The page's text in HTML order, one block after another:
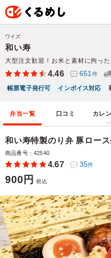
和い寿
大型注文歓迎！お米と素材に拘っ
ワイズ
4.46 651 件
帳票電子発行可
インボイス対応
弁当一覧 口コミ カレ
和い寿特製のり弁 豚ロー
商品番号：42540
4.67 35件
900円 税込